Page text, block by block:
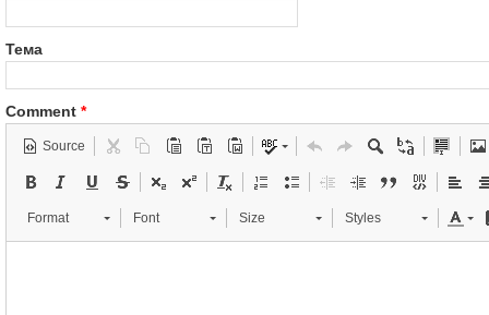
Тема
Comment *
Source
Format Font Size Styles